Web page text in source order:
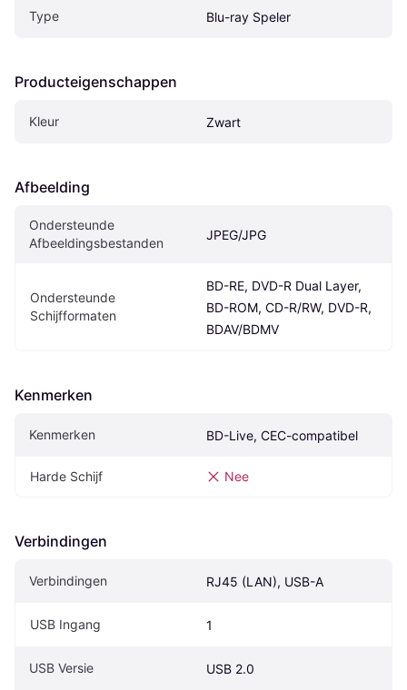
Type Blu-ray Speler
Producteigenschappen
Kleur Zwart
Afbeelding
Ondersteunde
Afbeeldingsbestanden
JPEG/JPG
Ondersteunde
Schijfformaten
BD-RE, DVD-R Dual Layer,
BD-ROM, CD-R/RW, DVD-R,
BDAV/BDMV
Kenmerken
Kenmerken BD-Live, CEC-compatibel
Harde Schijf Nee
Verbindingen
Verbindingen RJ45 (LAN), USB-A
USB Ingang 1
USB Versie USB 2.0